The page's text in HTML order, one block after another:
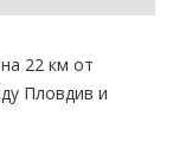
22 км от
Пловдив и